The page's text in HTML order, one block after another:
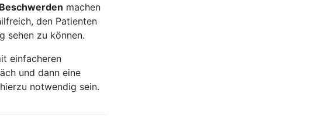
machen
den Patienten
sehen zu können.
einfacheren
und dann eine
notwendig sein.